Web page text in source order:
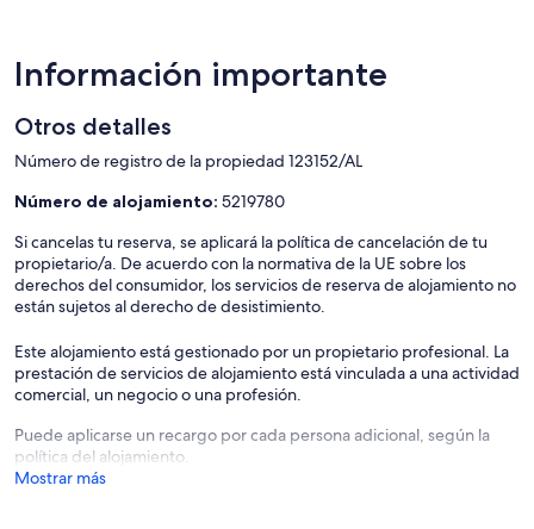
Información importante
Otros detalles
Número de registro de la propiedad 123152/AL
Número de alojamiento: 5219780
Si cancelas tu reserva, se aplicará la política de cancelación de tu
propietario/a. De acuerdo con la normativa de la UE sobre los
derechos del consumidor, los servicios de reserva de alojamiento no
están sujetos al derecho de desistimiento.
Este alojamiento está gestionado por un propietario profesional. La
prestación de servicios de alojamiento está vinculada a una actividad
comercial, un negocio o una profesión.
Puede aplicarse un recargo por cada persona adicional, según la
política del alojamiento.
Mostrar más